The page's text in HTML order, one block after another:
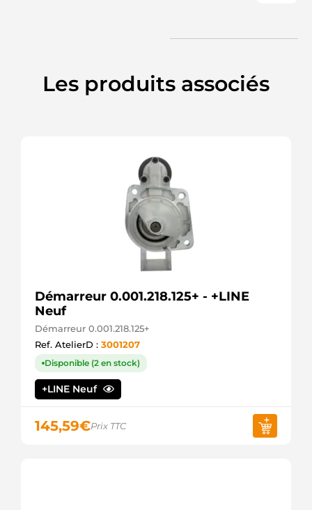
CST40341RS
WOODAUTO
S12DE0724A2
Les produits associés
Démarreur 0.001.218.125+ - +LINE
Neuf
Démarreur 0.001.218.125+
Ref. AtelierD : 3001207
Disponible (2 en stock)
+LINE Neuf
145,59€Prix TTC